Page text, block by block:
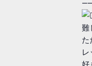
難
た
レ